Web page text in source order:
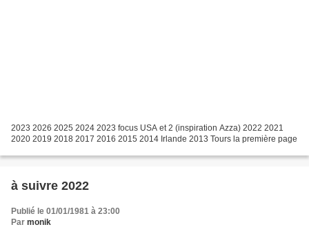
2023 2026 2025 2024 2023 focus USA et 2 (inspiration Azza) 2022 2021
2020 2019 2018 2017 2016 2015 2014 Irlande 2013 Tours la première page
à suivre 2022
Publié le 01/01/1981 à 23:00
Par monik